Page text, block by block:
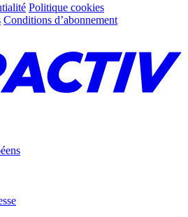
Politique cookies
Conditions d’abonnement